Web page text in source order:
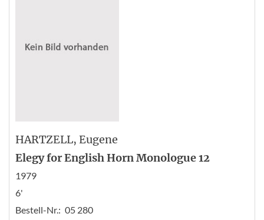
HARTZELL, Eugene
Elegy for English Horn Monologue 12
1979
6'
Bestell-Nr.: 05 280